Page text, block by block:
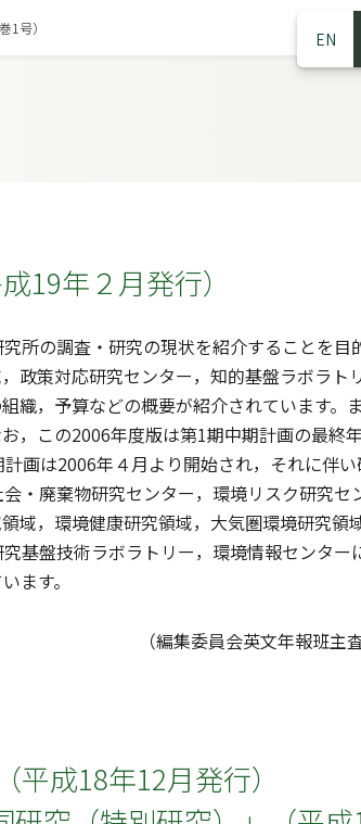
EN
1号）
19年２月発行）
所の調査・研究の現状を紹介することを目
政策対応研究センター，知的基盤ラボラト
織，予算などの概要が紹介されています。
，この2006年度版は第1期中期計画の最終
画は2006年４月より開始され，それに伴
・廃棄物研究センター，環境リスク研究セ
域，環境健康研究領域，大気圏環境研究領
基盤技術ラボラトリー，環境情報センター
ます。
（編集委員会英文年報班主
成18年12月発行）